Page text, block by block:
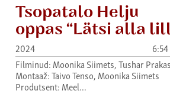
Tsopatalo Helju
oppas “Lätsi alla
2024
Filminud: Moonika Siimets, Tushar
Montaaž: Taivo Tenso, Moonika Siimets
Produtsent: Meel…